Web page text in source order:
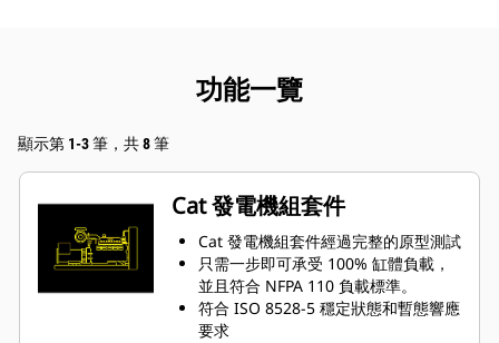
功能一覽
顯示第 1-3 筆，共 8 筆
Cat 發電機組套件
Cat 發電機組套件經過完整的原型測試
只需一步即可承受 100% 缸體負載，
並且符合 NFPA 110 負載標準。
符合 ISO 8528-5 穩定狀態和暫態響應
要求